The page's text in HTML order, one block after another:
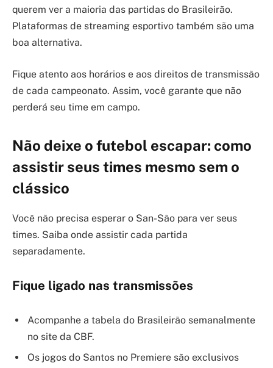
querem ver a maioria das partidas do Brasileirão.
Plataformas de streaming esportivo também são uma
boa alternativa.
Fique atento aos horários e aos direitos de transmissão
de cada campeonato. Assim, você garante que não
perderá seu time em campo.
Não deixe o futebol escapar: como
assistir seus times mesmo sem o
clássico
Você não precisa esperar o San-São para ver seus
times. Saiba onde assistir cada partida
separadamente.
Fique ligado nas transmissões
Acompanhe a tabela do Brasileirão semanalmente
no site da CBF.
Os jogos do Santos no Premiere são exclusivos